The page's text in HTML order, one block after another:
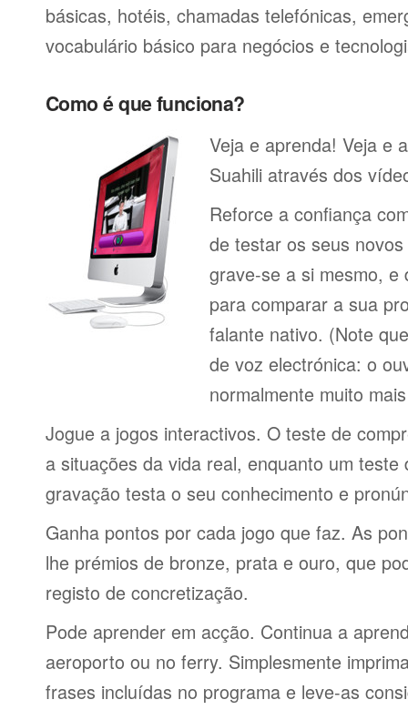
básicas, hotéis, chamadas telefónicas,
vocabulário básico para negócios e
Como é que funciona?
Veja e aprenda! Veja e
Suahili através dos
Reforce a confiança
de testar os seus
grave-se a si mesmo, e
para comparar a sua
falante nativo. (Note
de voz electrónica: o
normalmente muito
Jogue a jogos interactivos. O teste de
a situações da vida real, enquanto um teste
gravação testa o seu conhecimento e
Ganha pontos por cada jogo que faz. As
lhe prémios de bronze, prata e ouro, que
registo de concretização.
Pode aprender em acção. Continua a
aeroporto ou no ferry. Simplesmente
frases incluídas no programa e leve-as